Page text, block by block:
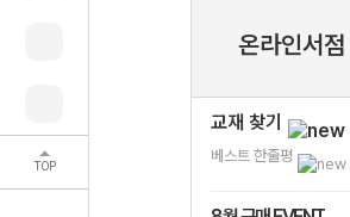
TOP
온라인서점
교재 찾기
베스트 한줄평